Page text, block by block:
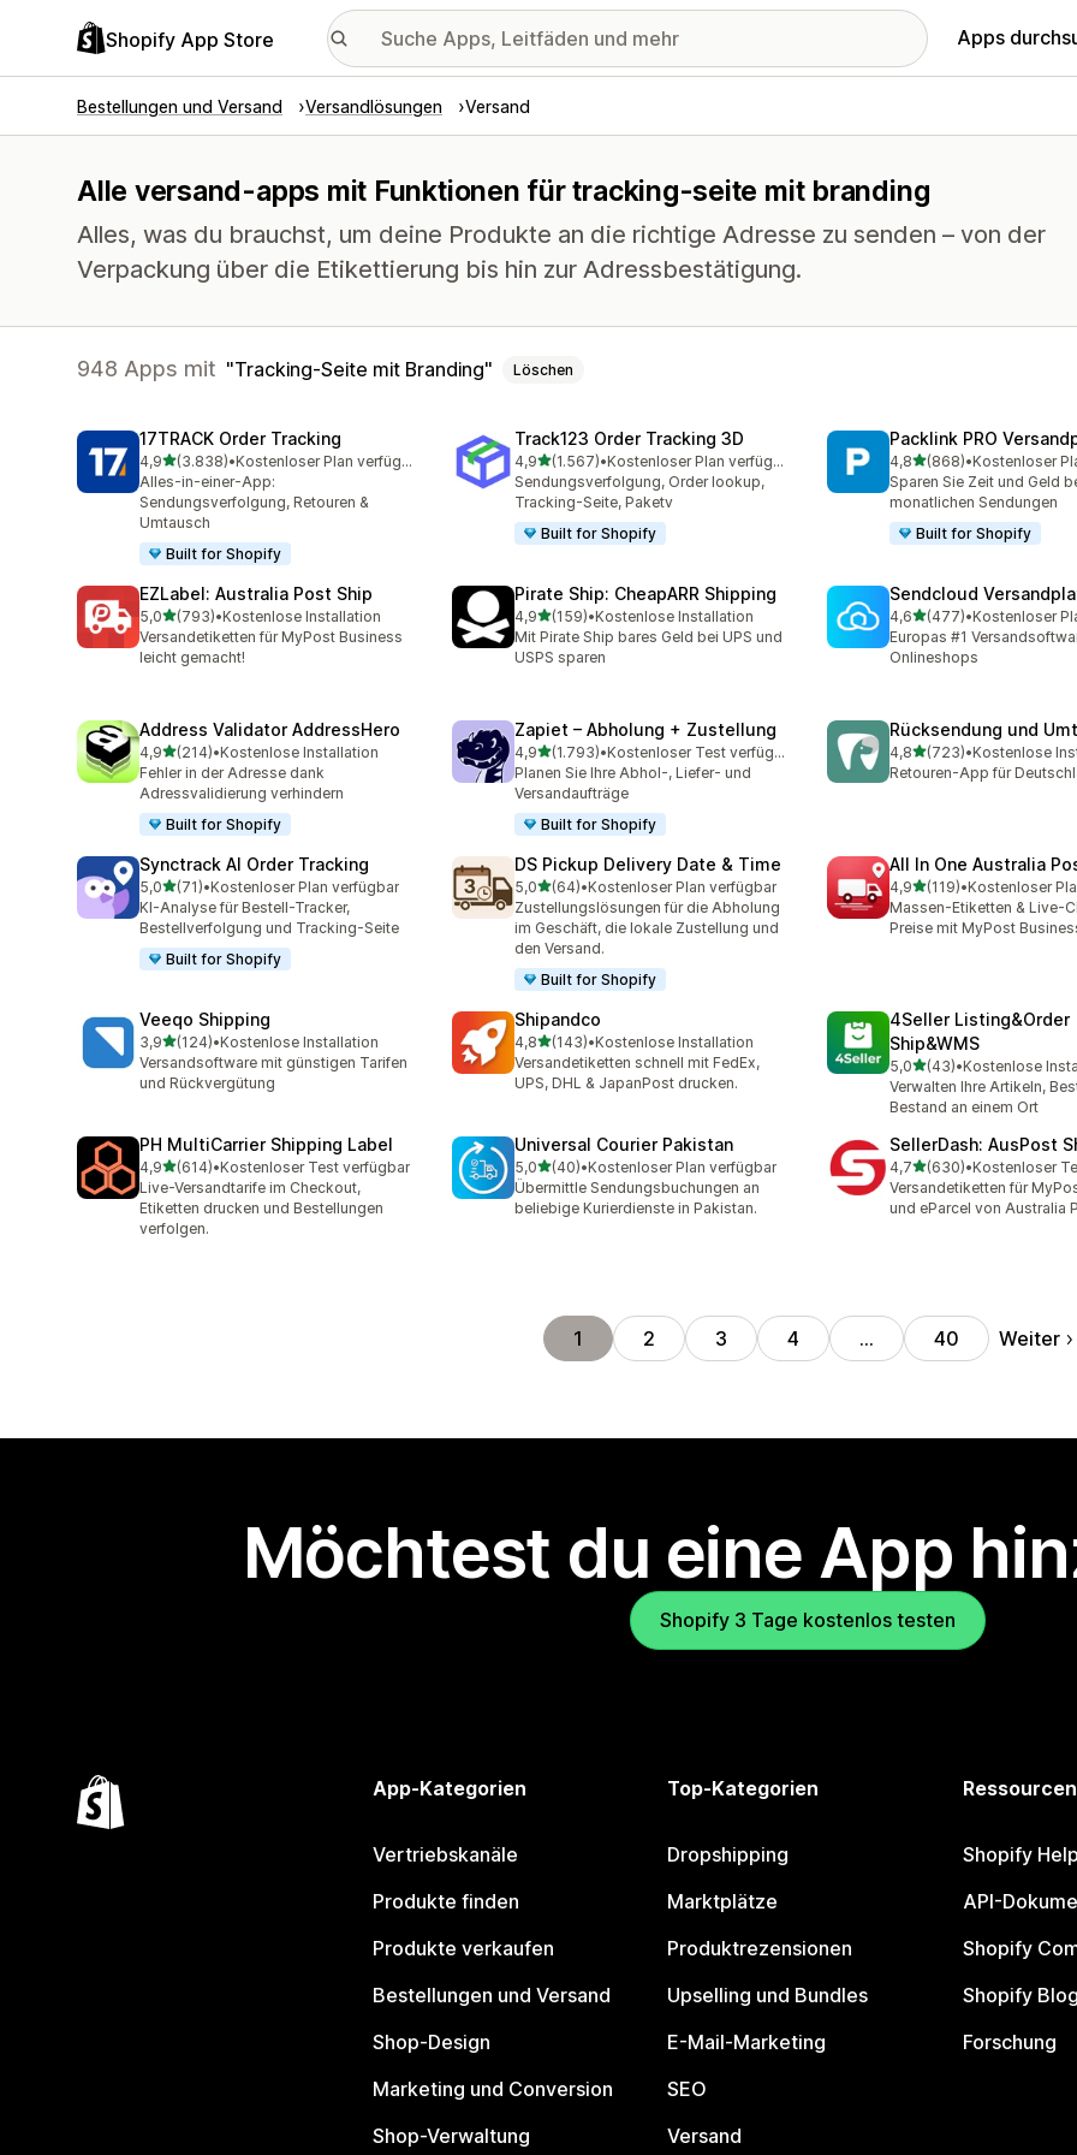
Shopify App Store Apps
Bestellungen und Versand Versandlösungen Versand
Alle versand-apps mit Funktionen für tracking-seite mit branding
Alles, was du brauchst, um deine Produkte an die richtige Adresse zu senden – von der
Verpackung über die Etikettierung bis hin zur Adressbestätigung.
948 Apps mit Tracking-Seite mit Branding Löschen
17TRACK Order Tracking
4,9von 5 Sternen
(3.838)
3838 Rezensionen insgesamt
•
Kostenloser Plan verfügbar
Alles-in-einer-App:
Sendungsverfolgung, Retouren &
Umtausch
Built for Shopify
Track123 Order Tracking 3D
4,9von 5 Sternen
(1.567)
1567 Rezensionen insgesamt
•
Kostenloser Plan verfügbar
Sendungsverfolgung, Order lookup,
Tracking-Seite, Paketv
Built for Shopify
Packlink PRO
4,8von 5 Sternen
(868)
868 Rezensionen
•Kostenloser
Sparen Sie Zeit und Geld
monatlichen Sendungen
Built for Shopify
EZLabel: Australia Post Ship
5,0von 5 Sternen
(793)
793 Rezensionen insgesamt
•Kostenlose Installation
Versandetiketten für MyPost Business
leicht gemacht!
Pirate Ship: CheapARR Shipping
4,9von 5 Sternen
(159)
159 Rezensionen insgesamt
•Kostenlose Installation
Mit Pirate Ship bares Geld bei UPS und
USPS sparen
Sendcloud
4,6von 5 Sternen
(477)
477 Rezensionen
•Kostenloser
Europas #1
Onlineshops
Address Validator AddressHero
4,9von 5 Sternen
(214)
214 Rezensionen insgesamt
•Kostenlose Installation
Fehler in der Adresse dank
Adressvalidierung verhindern
Built for Shopify
Zapiet – Abholung + Zustellung
4,9von 5 Sternen
(1.793)
1793 Rezensionen insgesamt
•
Kostenloser Test verfügbar
Planen Sie Ihre Abhol-, Liefer- und
Versandaufträge
Built for Shopify
Rücksendung und
4,8von 5 Sternen
(723)
723 Rezensionen
•Kostenlose
Retouren-App für
Synctrack AI Order Tracking
5,0von 5 Sternen
(71)
71 Rezensionen insgesamt
•Kostenloser Plan verfügbar
KI-Analyse für Bestell-Tracker,
Bestellverfolgung und Tracking-Seite
Built for Shopify
DS Pickup Delivery Date & Time
5,0von 5 Sternen
(64)
64 Rezensionen insgesamt
•Kostenloser Plan verfügbar
Zustellungslösungen für die Abholung
im Geschäft, die lokale Zustellung und
den Versand.
Built for Shopify
All In One Australia
4,9von 5 Sternen
(119)
119 Rezensionen
•Kostenloser
Massen-Etiketten & Live-
Preise mit MyPost
Veeqo Shipping
3,9von 5 Sternen
(124)
124 Rezensionen insgesamt
•Kostenlose Installation
Versandsoftware mit günstigen Tarifen
und Rückvergütung
Shipandco
4,8von 5 Sternen
(143)
143 Rezensionen insgesamt
•Kostenlose Installation
Versandetiketten schnell mit FedEx,
UPS, DHL & JapanPost drucken.
4Seller Listing&Order
Ship&WMS
5,0von 5 Sternen
(43)
43 Rezensionen insgesamt
•Kostenlose
Verwalten Ihre Artikeln,
Bestand an einem Ort
PH MultiCarrier Shipping Label
4,9von 5 Sternen
(614)
614 Rezensionen insgesamt
•Kostenloser Test verfügbar
Live-Versandtarife im Checkout,
Etiketten drucken und Bestellungen
verfolgen.
Universal Courier Pakistan
5,0von 5 Sternen
(40)
40 Rezensionen insgesamt
•Kostenloser Plan verfügbar
Übermittle Sendungsbuchungen an
beliebige Kurierdienste in Pakistan.
SellerDash: AusPost
4,7von 5 Sternen
(630)
630 Rezensionen
•Kostenloser
Versandetiketten für
und eParcel von Australia
1 2 3 4 … 40 Weiter
Möchtest du eine App
Shopify 3 Tage kostenlos testen
App-Kategorien
Vertriebskanäle
Produkte finden
Produkte verkaufen
Bestellungen und Versand
Shop-Design
Marketing und Conversion
Shop-Verwaltung
Top-Kategorien
Dropshipping
Marktplätze
Produktrezensionen
Upselling und Bundles
E-Mail-Marketing
SEO
Versand
Ressourcen
Shopify
API-
Shopify
Shopify Blog
Forschung